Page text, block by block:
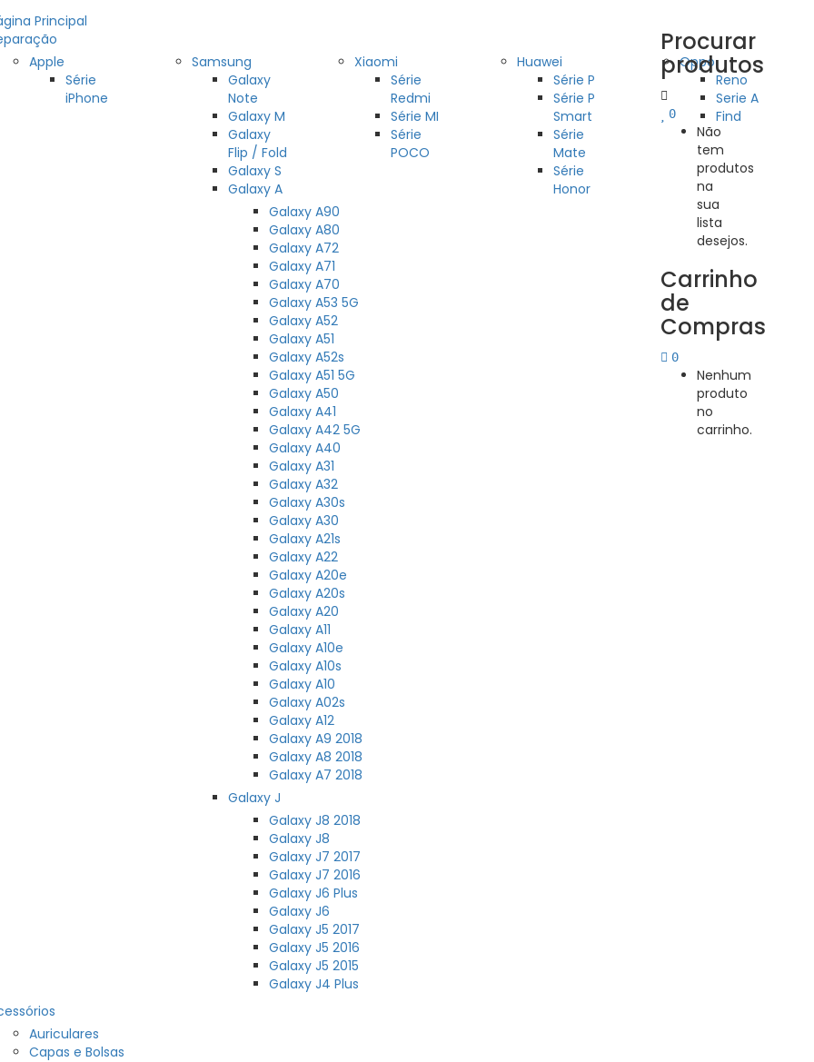
Principal
Apple
Série
iPhone
Samsung
Galaxy
Note
Galaxy M
Galaxy
Flip / Fold
Galaxy S
Galaxy A
Galaxy A90
Galaxy A80
Galaxy A72
Galaxy A71
Galaxy A70
Galaxy A53 5G
Galaxy A52
Galaxy A51
Galaxy A52s
Galaxy A51 5G
Galaxy A50
Galaxy A41
Galaxy A42 5G
Galaxy A40
Galaxy A31
Galaxy A32
Galaxy A30s
Galaxy A30
Galaxy A21s
Galaxy A22
Galaxy A20e
Galaxy A20s
Galaxy A20
Galaxy A11
Galaxy A10e
Galaxy A10s
Galaxy A10
Galaxy A02s
Galaxy A12
Galaxy A9 2018
Galaxy A8 2018
Galaxy A7 2018
Galaxy J
Galaxy J8 2018
Galaxy J8
Galaxy J7 2017
Galaxy J7 2016
Galaxy J6 Plus
Galaxy J6
Galaxy J5 2017
Galaxy J5 2016
Galaxy J5 2015
Galaxy J4 Plus
Xiaomi
Série
Redmi
Série MI
Série
POCO
Huawei
Série P
Série P
Smart
Série
Mate
Série
Honor
Oppo
Reno
Serie A
Find
Auriculares
Capas e Bolsas
Procurar
produtos
0
Não
tem
produtos
na
sua
lista
desejos.
Carrinho
de
Compras
0
Nenhum
produto
no
carrinho.